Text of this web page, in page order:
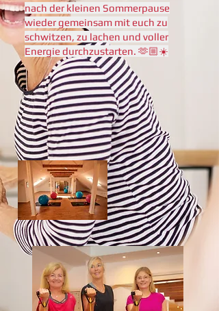
nach der kleinen Sommerpause
wieder gemeinsam mit euch zu
schwitzen, zu lachen und voller
Energie durchzustarten. 🫶🏼☀️